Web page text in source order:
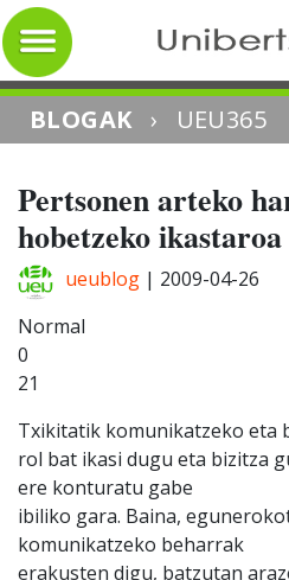
BLOGAK › UEU365
Pertsonen arteko
hobetzeko ikastaroa
ueublog | 2009-04-26
Normal
0
21
Txikitatik komunikatzeko eta
rol bat ikasi dugu eta bizitza
ere konturatu gabe
ibiliko gara. Baina,
komunikatzeko beharrak
erakusten digu, batzutan